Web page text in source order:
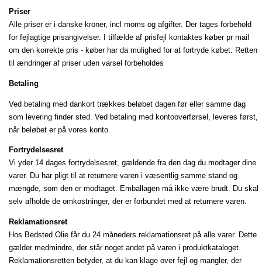
Priser
Alle priser er i danske kroner, incl moms og afgifter. Der tages forbehold
for fejlagtige prisangivelser. I tilfælde af prisfejl kontaktes køber pr mail
om den korrekte pris - køber har da mulighed for at fortryde købet. Retten
til ændringer af priser uden varsel forbeholdes
Betaling
Ved betaling med dankort trækkes beløbet dagen før eller samme dag
som levering finder sted. Ved betaling med kontooverførsel, leveres først,
når beløbet er på vores konto.
Fortrydelsesret
Vi yder 14 dages fortrydelsesret, gældende fra den dag du modtager dine
varer. Du har pligt til at returnere varen i væsentlig samme stand og
mængde, som den er modtaget. Emballagen må ikke være brudt. Du skal
selv afholde de omkostninger, der er forbundet med at returnere varen.
Reklamationsret
Hos Bedsted Olie får du 24 måneders reklamationsret på alle varer. Dette
gælder medmindre, der står noget andet på varen i produktkataloget.
Reklamationsretten betyder, at du kan klage over fejl og mangler, der